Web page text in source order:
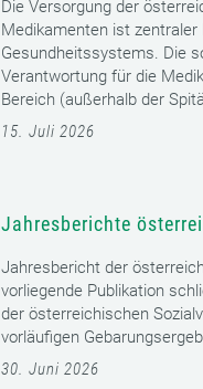
Die Versorgung der
Medikamenten ist
Gesundheitssystems. Die
Verantwortung für die
Bereich (außerhalb der
15. Juli 2026
Jahresberichte
Jahresbericht der
vorliegende Publikation
der österreichischen
vorläufigen
30. Juni 2026